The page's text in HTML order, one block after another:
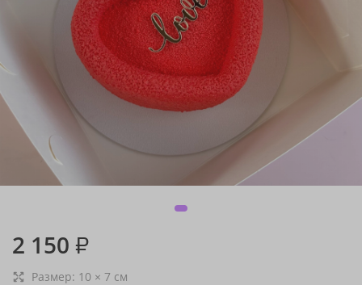
2 150 ₽
Размер: 10 × 7 см